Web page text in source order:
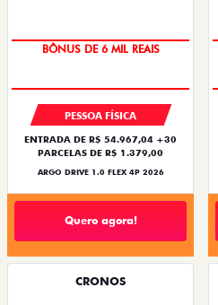
TAXA ZERO
PESSOA FÍSICA
ENTRADA DE R$ 54.967,04 +30
PARCELAS DE R$ 1.379,00
ARGO DRIVE 1.0 FLEX 4P 2026
Quero agora!
CRONOS